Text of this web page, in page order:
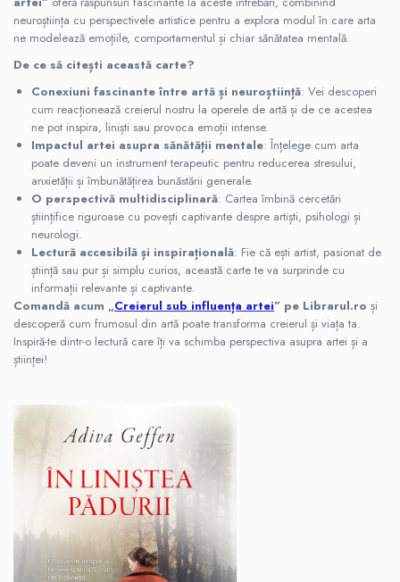
neuroștiința cu perspectivele artistice pentru a explora modul în care arta
ne modelează emoțiile, comportamentul și chiar sănătatea mentală.
De ce să citești această carte?
Conexiuni fascinante între artă și neuroștiință: Vei descoperi
cum reacționează creierul nostru la operele de artă și de ce acestea
ne pot inspira, liniști sau provoca emoții intense.
Impactul artei asupra sănătății mentale: Înțelege cum arta
poate deveni un instrument terapeutic pentru reducerea stresului,
anxietății și îmbunătățirea bunăstării generale.
O perspectivă multidisciplinară: Cartea îmbină cercetări
științifice riguroase cu povești captivante despre artiști, psihologi și
neurologi.
Lectură accesibilă și inspirațională: Fie că ești artist, pasionat de
știință sau pur și simplu curios, această carte te va surprinde cu
informații relevante și captivante.
Comandă acum „Creierul sub influența artei” pe Librarul.ro și
descoperă cum frumosul din artă poate transforma creierul și viața ta.
Inspiră-te dintr-o lectură care îți va schimba perspectiva asupra artei și a
științei!